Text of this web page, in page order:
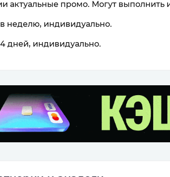
актуальные промо. Могут выполнить
неделю, индивидуально.
дней, индивидуально.